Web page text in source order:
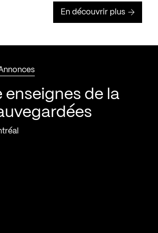
En découvrir plus
enseignes de la